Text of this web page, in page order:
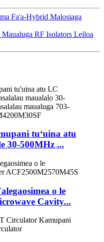
Fa'a-Hybrid Malosiaga
RF Isolators Leiloa
tuʻuina atu
30-500MHz ...
o le
Cavity...